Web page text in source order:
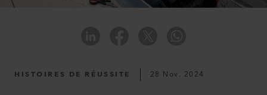
HISTOIRES DE RÉUSSITE 28 Nov. 2024